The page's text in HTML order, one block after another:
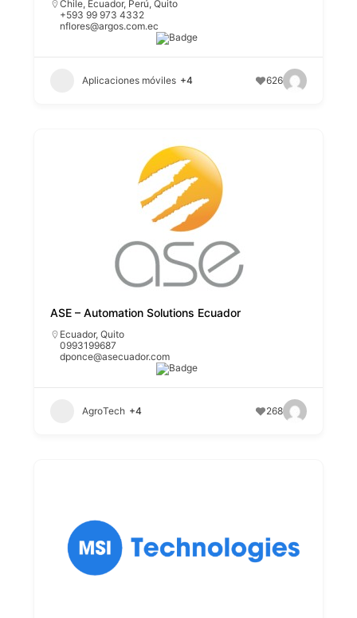
Chile, Ecuador, Perú,Quito
+593 99 973 4332
nflores@argos.com.ec
Aplicaciones móviles +4 626
ASE – Automation Solutions Ecuador
Ecuador,Quito
0993199687
dponce@asecuador.com
AgroTech +4 268